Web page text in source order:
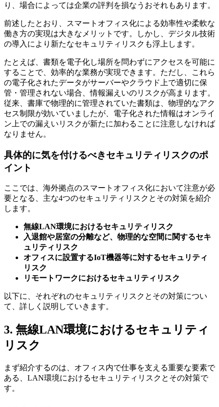
り、場合によっては企業の評判を損なうおそれもあります。
前述したとおり、スマートオフィス化による効率性や柔軟な
働き方の実現は大きなメリットです。しかし、デジタル技術
の導入により新たなセキュリティリスクも浮上します。
たとえば、書類を電子化し場所を問わずにアクセスを可能に
することで、効率的な業務が実現できます。ただし、これら
の電子化されたデータがサーバーやクラウド上で適切に保
管・管理されない場合、情報漏えいのリスクが高まります。
従来、書庫で物理的に管理されていた書類は、物理的なアク
セス制限が効いていましたが、電子化された情報はオンライ
ン上での漏えいリスクが新たに加わることに注意しなければ
なりません。
具体的に気を付けるべきセキュリティリスクのポ
イント
ここでは、海外拠点のスマートオフィス化において注意が必
要となる、主な4つのセキュリティリスクとその対策を紹介
します。
無線LAN環境におけるセキュリティリスク
入退館や居室の分離など、物理的な空間に関するセキ
ュリティリスク
オフィスに設置するIoT機器等に対するセキュリティ
リスク
リモートワークにおけるセキュリティリスク
以下に、それぞれのセキュリティリスクとその対策につい
て、詳しく説明していきます。
3. 無線LAN環境におけるセキュリティ
リスク
まず紹介するのは、オフィス内で仕事を支える重要な要素で
ある、LAN環境におけるセキュリティリスクとその対策で
す。